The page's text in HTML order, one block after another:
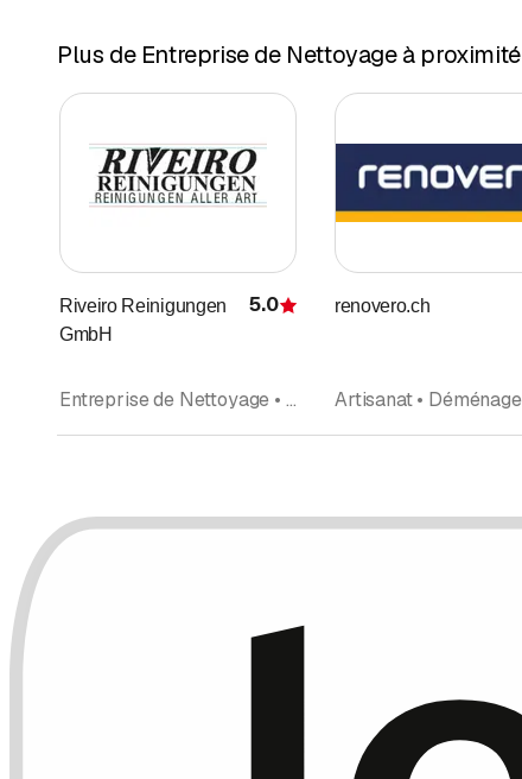
Plus de Entreprise de Nettoyage à proximité
Riveiro Reinigungen
GmbH
Évaluation
5.0
Entreprise de Nettoyage • Nettoyage de façades • Nettoyage de bâtiments • Nettoyages et entretien • Conciergerie, Entretien d'immeuble
renovero.ch